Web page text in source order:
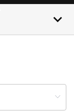
keyboard_arrow_down